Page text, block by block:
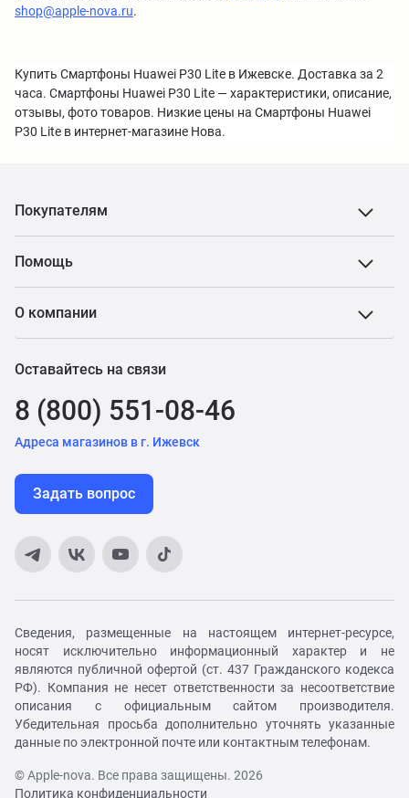
shop@apple-nova.ru.
Купить Смартфоны Huawei P30 Lite в Ижевске. Доставка за 2
часа. Смартфоны Huawei P30 Lite — характеристики, описание,
отзывы, фото товаров. Низкие цены на Смартфоны Huawei
P30 Lite в интернет-магазине Нова.
Покупателям
Помощь
О компании
Оставайтесь на связи
8 (800) 551-08-46
Адреса магазинов в г. Ижевск
Задать вопрос
Сведения, размещенные на настоящем интернет-ресурсе,
носят исключительно информационный характер и не
являются публичной офертой (ст. 437 Гражданского кодекса
РФ). Компания не несет ответственности за несоответствие
описания с официальным сайтом производителя.
Убедительная просьба дополнительно уточнять указанные
данные по электронной почте или контактным телефонам.
© Apple-nova. Все права защищены. 2026
Политика конфиденциальности